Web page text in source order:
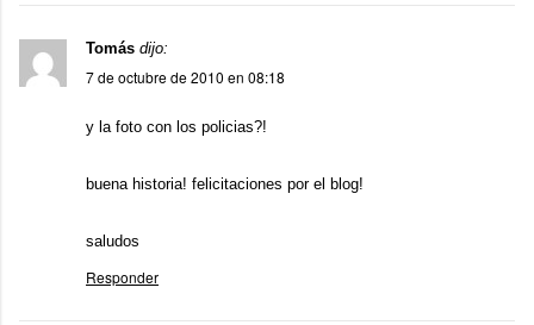
Tomás dijo:
7 de octubre de 2010 en 08:18
y la foto con los policias?!
buena historia! felicitaciones por el blog!
saludos
Responder